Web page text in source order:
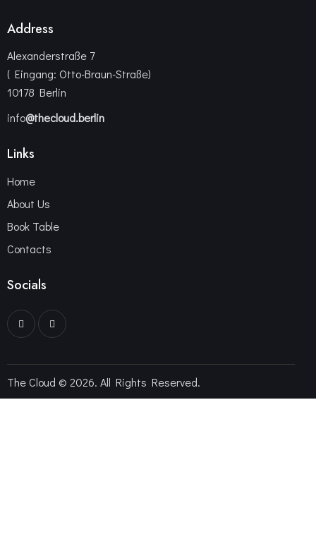
Address
Alexanderstraße 7
( Eingang: Otto-Braun-Straße)
10178 Berlin
info@thecloud.berlin
Links
Home
About Us
Book Table
Contacts
Socials
The Cloud © 2026. All Rights Reserved.